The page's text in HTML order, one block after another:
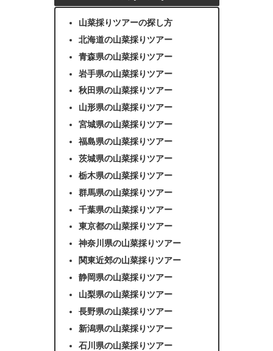
山菜採りツアーの探し方
北海道の山菜採りツアー
青森県の山菜採りツアー
岩手県の山菜採りツアー
秋田県の山菜採りツアー
山形県の山菜採りツアー
宮城県の山菜採りツアー
福島県の山菜採りツアー
茨城県の山菜採りツアー
栃木県の山菜採りツアー
群馬県の山菜採りツアー
千葉県の山菜採りツアー
東京都の山菜採りツアー
神奈川県の山菜採りツアー
関東近郊の山菜採りツアー
静岡県の山菜採りツアー
山梨県の山菜採りツアー
長野県の山菜採りツアー
新潟県の山菜採りツアー
石川県の山菜採りツアー